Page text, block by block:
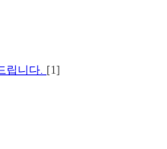
립니다. [1]